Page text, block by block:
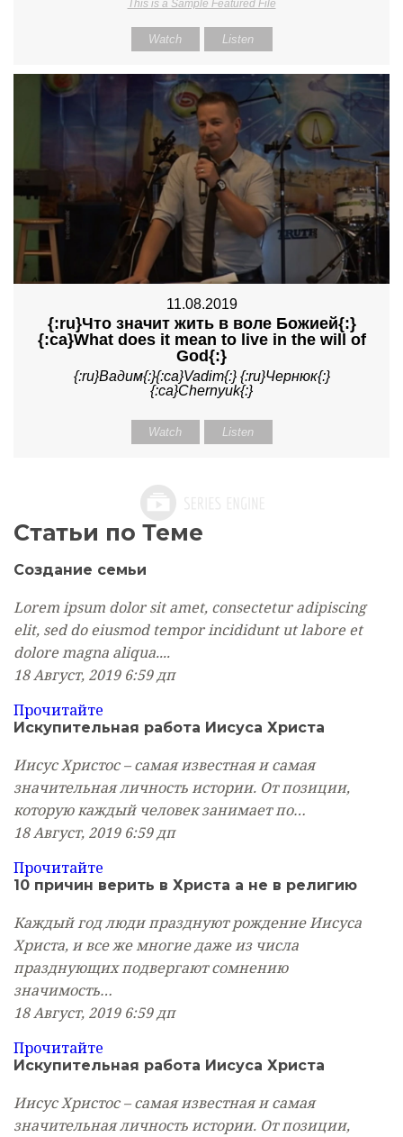
This is a Sample Featured File
Watch Listen
11.08.2019
{:ru}Что значит жить в воле Божией{:}
{:ca}What does it mean to live in the will of
God{:}
{:ru}Вадим{:}{:ca}Vadim{:} {:ru}Чернюк{:}
{:ca}Chernyuk{:}
Watch Listen
Статьи по Теме
Создание семьи
Lorem ipsum dolor sit amet, consectetur adipiscing
elit, sed do eiusmod tempor incididunt ut labore et
dolore magna aliqua....
18 Август, 2019 6:59 дп
Прочитайте
Искупительная работа Иисуса Христа
Иисус Христос – самая известная и самая
значительная личность истории. От позиции,
которую каждый человек занимает по…
18 Август, 2019 6:59 дп
Прочитайте
10 причин верить в Христа а не в религию
Каждый год люди празднуют рождение Иисуса
Христа, и все же многие даже из числа
празднующих подвергают сомнению
значимость…
18 Август, 2019 6:59 дп
Прочитайте
Искупительная работа Иисуса Христа
Иисус Христос – самая известная и самая
значительная личность истории. От позиции,